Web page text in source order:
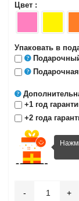
Цвет :
Упаковать в
+1 год
+2 года
+
-